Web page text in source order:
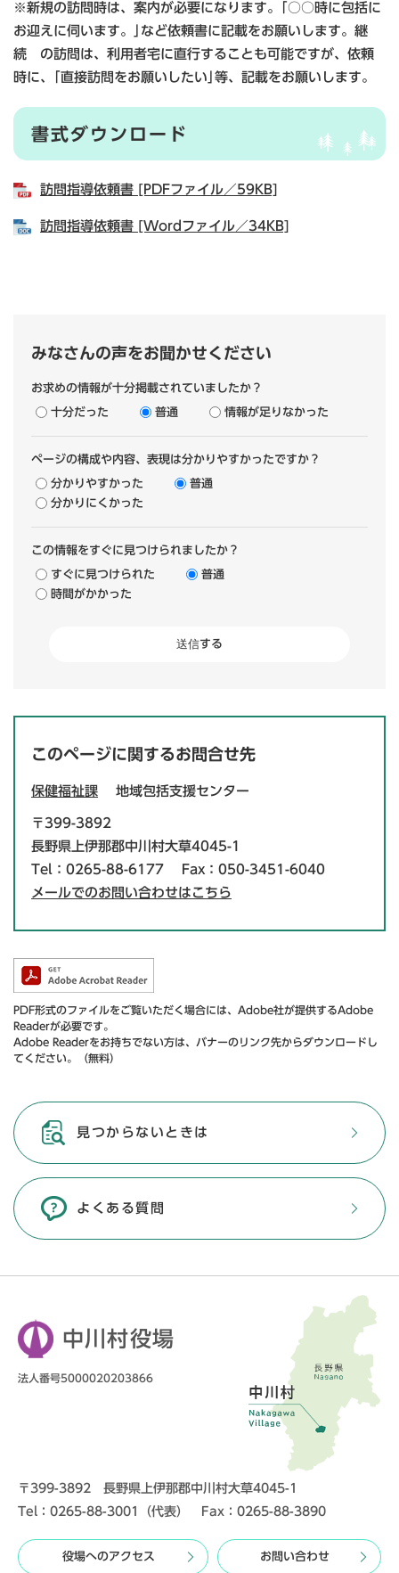
※新規の訪問時は、案内が必要になります。｢○○時に包括に
お迎えに伺います。｣など依頼書に記載をお願いします。継
続 の訪問は、利用者宅に直行することも可能ですが、依頼
時に、｢直接訪問をお願いしたい｣等、記載をお願いします。
書式ダウンロード
訪問指導依頼書 [PDFファイル／59KB]
訪問指導依頼書 [Wordファイル／34KB]
みなさんの声をお聞かせください
お求めの情報が十分掲載されていましたか？
十分だった 普通 情報が足りなかった
ページの構成や内容、表現は分かりやすかったですか？
分かりやすかった
普通
分かりにくかった
この情報をすぐに見つけられましたか？
すぐに見つけられた
普通
時間がかかった
このページに関するお問合せ先
保健福祉課 地域包括支援センター
〒399-3892
長野県上伊那郡中川村大草4045-1
Tel：0265-88-6177
Fax：050-3451-6040
メールでのお問い合わせはこちら
PDF形式のファイルをご覧いただく場合には、Adobe社が提供するAdobe
Readerが必要です。
Adobe Readerをお持ちでない方は、バナーのリンク先からダウンロードし
てください。（無料）
見つからないときは
よくある質問
中川村役場
法人番号5000020203866
〒399-3892 長野県上伊那郡中川村大草4045-1
Tel：0265-88-3001（代表） Fax：0265-88-3890
役場へのアクセス お問い合わせ